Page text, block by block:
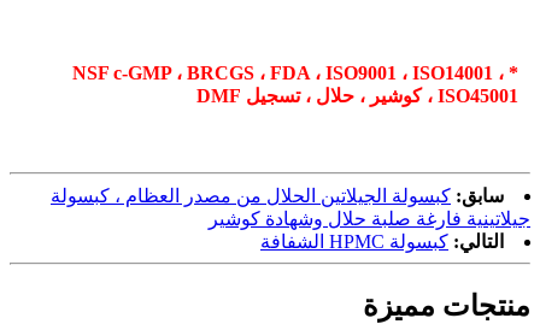
* NSF c-GMP ، BRCGS ، FDA ، ISO9001 ، ISO14001 ،
ISO45001 ، كوشير ، حلال ، تسجيل DMF
سابق: كبسولة الجيلاتين الحلال من مصدر العظام ، كبسولة
جيلاتينية فارغة صلبة حلال وشهادة كوشير
التالي: كبسولة HPMC الشفافة
منتجات مميزة